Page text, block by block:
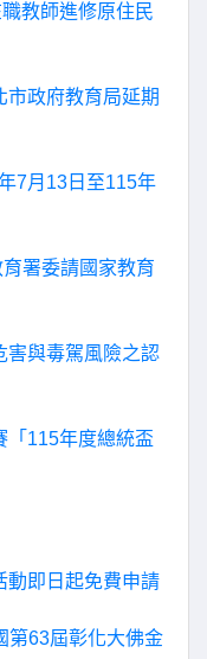
教師進修原住民
市政府教育局延期
7月13日至115年
育署委請國家教育
害與毒駕風險之認
「115年度總統盃
動即日起免費申請
第63屆彰化大佛金